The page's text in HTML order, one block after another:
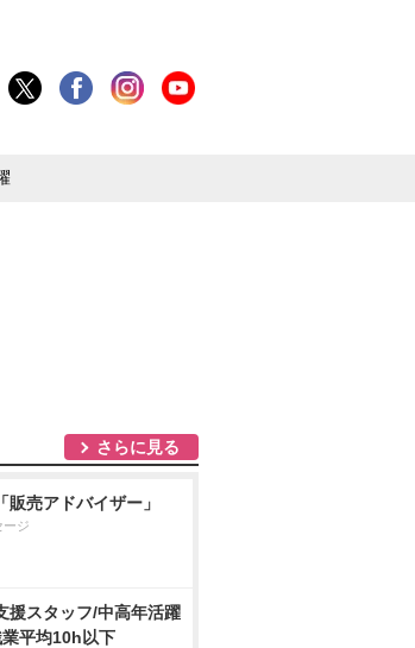
さらに見る
売アドバイザー」
ージ
援スタッフ/中高年活躍
平均10h以下